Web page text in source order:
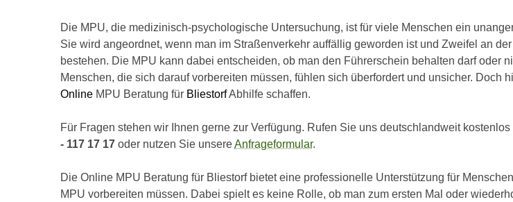
Die MPU, die medizinisch-psychologische Untersuchung, ist für viele Menschen ein
Sie wird angeordnet, wenn man im Straßenverkehr auffällig geworden ist und Zweifel an
bestehen. Die MPU kann dabei entscheiden, ob man den Führerschein behalten darf oder
Menschen, die sich darauf vorbereiten müssen, fühlen sich überfordert und unsicher. Doch
Online MPU Beratung für BliestorfAbhilfe schaffen.
Für Fragen stehen wir Ihnen gerne zur Verfügung. Rufen Sie uns deutschlandweit kostenlos
- 117 17 17 oder nutzen Sie unsereAnfrageformular.
Die Online MPU Beratung für Bliestorf bietet eine professionelle Unterstützung für
MPU vorbereiten müssen. Dabei spielt es keine Rolle, ob man zum ersten Mal oder